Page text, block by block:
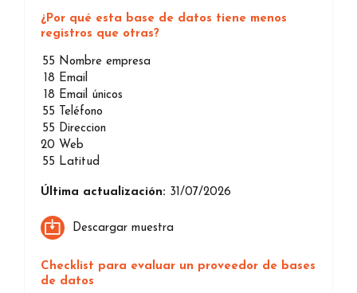
¿Por qué esta base de datos tiene menos
registros que otras?
55 Nombre empresa
18 Email
18 Email únicos
55
Teléfono
55 Direccion
20 Web
55 Latitud
Última actualización: 31/07/2026
Descargar muestra
Checklist para evaluar un proveedor de bases
de datos